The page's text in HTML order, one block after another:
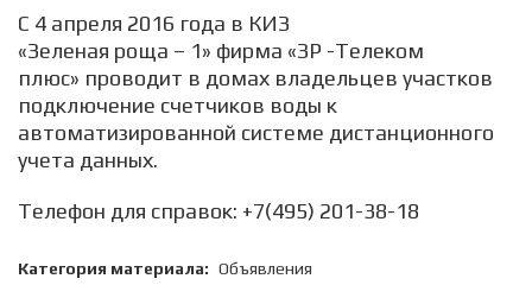
С 4 апреля 2016 года в КИЗ
«Зеленая роща – 1» фирма «ЗР -Телеком
плюс» проводит в домах владельцев участков
подключение счетчиков воды к
автоматизированной системе дистанционного
учета данных.
Телефон для справок: +7(495) 201-38-18
Категория материала: Объявления